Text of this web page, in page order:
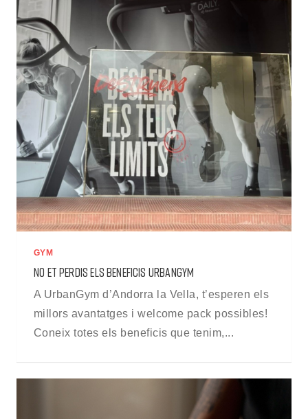
GYM
NO ET PERDIS ELS BENEFICIS URBANGYM
A UrbanGym d’Andorra la Vella, t’esperen els
millors avantatges i welcome pack possibles!
Coneix totes els beneficis que tenim,...